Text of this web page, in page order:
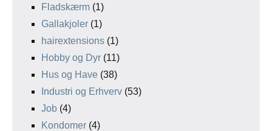
Fladskærm (1)
Gallakjoler (1)
hairextensions (1)
Hobby og Dyr (11)
Hus og Have (38)
Industri og Erhverv (53)
Job (4)
Kondomer (4)